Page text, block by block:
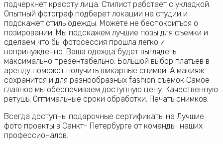
подчеркнет красоту лица. Стилист работает с укладкой.
Опытный фотограф подберет локации на студии и
подскажет стиль одежды. Можете не беспокоиться о
позировании. Мы подскажем лучшие позы для съемки и
сделаем что бы фотосессия прошла легко и
непринужденно. Ваша одежда будет выглядеть
максимально презентабельно. Большой выбор платьев в
аренду поможет получить шикарные снимки. А макияж
сохранится и для разнообразных fashion съемок Самое
главное мы обеспечиваем доступную цену. Качественную
ретушь. Оптимальные сроки обработки. Печать снимков.
Всегда доступны подарочные сертификаты на Лучшие
фото проекты в Санкт- Петербурге от команды наших
профессионалов.